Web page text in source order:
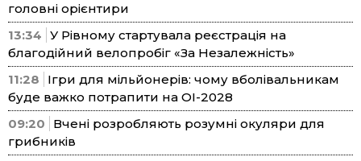
головні орієнтири
13:34 У Рівному стартувала реєстрація на
благодійний велопробіг «За Незалежність»
11:28
Ігри для мільйонерів: чому вболівальникам
буде важко потрапити на ОІ-2028
09:20
Вчені розробляють розумні окуляри для
грибників